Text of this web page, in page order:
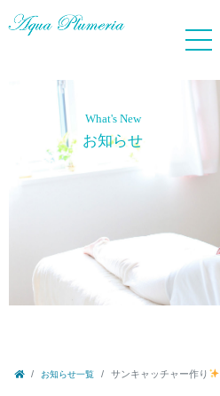
What's New
お知らせ
お知らせ一覧 サンキャッチャー作り